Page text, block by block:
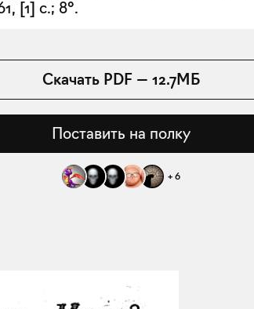
[1] с.; 8°.
Скачать PDF— 12.7МБ
Поставить на полку
+ 6